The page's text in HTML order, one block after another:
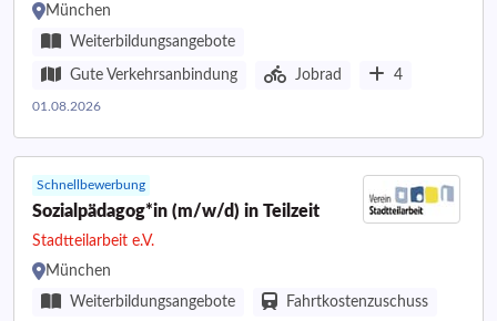
München
Weiterbildungsangebote
Gute Verkehrsanbindung Jobrad 4
01.08.2026
Schnellbewerbung
Sozialpädagog*in (m/w/d) in Teilzeit
Stadtteilarbeit e.V.
München
Weiterbildungsangebote
Fahrtkostenzuschuss